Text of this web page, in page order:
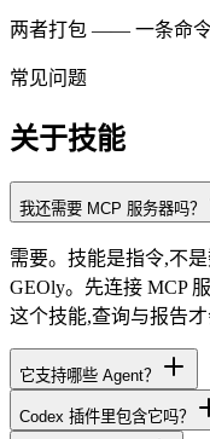
两者打包 —— 一条命令
常见问题
关于技能
我还需要 MCP 服务器吗？
需要。技能是指令,不
GEOly。先连接 MCP
这个技能,查询与报告才
它支持哪些 Agent？
Codex 插件里包含它吗？